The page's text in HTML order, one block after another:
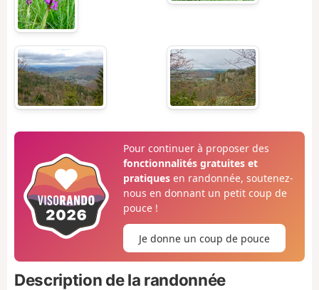
Pour continuer à proposer des
fonctionnalités gratuites et
pratiquesen randonnée, soutenez-
nous en donnant un petit coup de
pouce !
Je donne un coup de pouce
Description de la randonnée